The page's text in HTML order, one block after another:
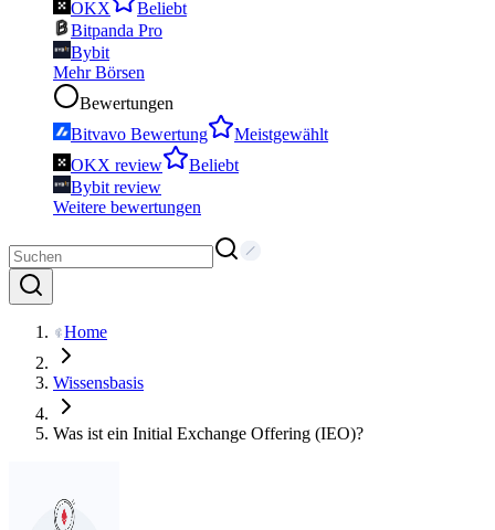
OKX
Beliebt
Bitpanda Pro
Bybit
Mehr Börsen
Bewertungen
Bitvavo Bewertung
Meistgewählt
OKX review
Beliebt
Bybit review
Weitere bewertungen
Home
Wissensbasis
Was ist ein Initial Exchange Offering (IEO)?